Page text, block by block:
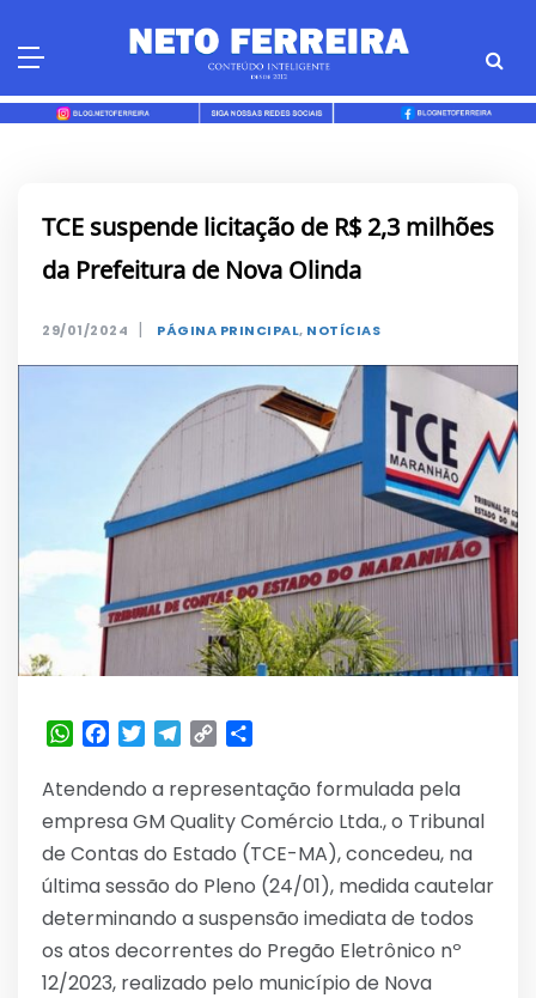
TCE suspende licitação de R$ 2,3 milhões
da Prefeitura de Nova Olinda
29/01/2024 | PÁGINA PRINCIPAL, NOTÍCIAS
WhatsApp
Facebook
TwitterTelegram
Copy
Atendendo a representação formulada pela
empresa GM Quality Comércio Ltda., o Tribunal
de Contas do Estado (TCE-MA), concedeu, na
última sessão do Pleno (24/01), medida cautelar
determinando a suspensão imediata de todos
os atos decorrentes do Pregão Eletrônico nº
12/2023, realizado pelo município de Nova